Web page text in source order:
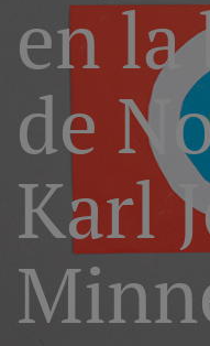
en la
de
Karl